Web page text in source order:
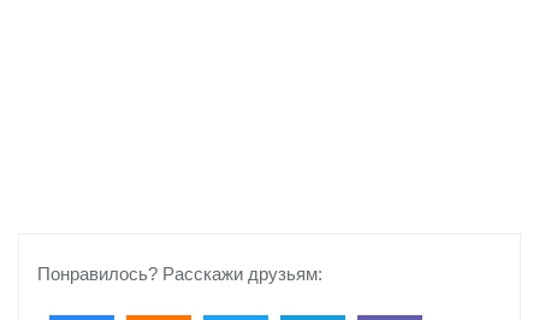
Понравилось? Расскажи друзьям: